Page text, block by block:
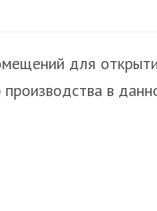
для
производства в